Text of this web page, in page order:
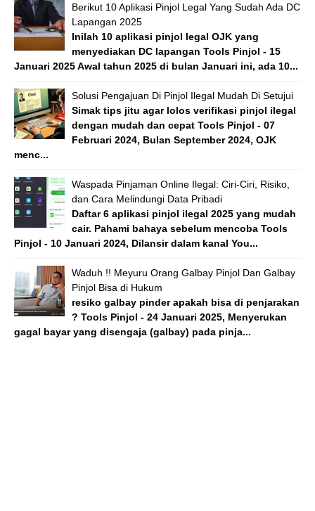
Berikut 10 Aplikasi Pinjol Legal Yang Sudah Ada DC
Lapangan 2025
Inilah 10 aplikasi pinjol legal OJK yang
menyediakan DC lapangan Tools Pinjol - 15
Januari 2025 Awal tahun 2025 di bulan Januari ini, ada 10...
Solusi Pengajuan Di Pinjol Ilegal Mudah Di Setujui
Simak tips jitu agar lolos verifikasi pinjol ilegal
dengan mudah dan cepat Tools Pinjol - 07
Februari 2024, Bulan September 2024, OJK
menc...
Waspada Pinjaman Online Ilegal: Ciri-Ciri, Risiko,
dan Cara Melindungi Data Pribadi
Daftar 6 aplikasi pinjol ilegal 2025 yang mudah
cair. Pahami bahaya sebelum mencoba Tools
Pinjol - 10 Januari 2024, Dilansir dalam kanal You...
Waduh !! Meyuru Orang Galbay Pinjol Dan Galbay
Pinjol Bisa di Hukum
resiko galbay pinder apakah bisa di penjarakan
? Tools Pinjol - 24 Januari 2025, Menyerukan
gagal bayar yang disengaja (galbay) pada pinja...